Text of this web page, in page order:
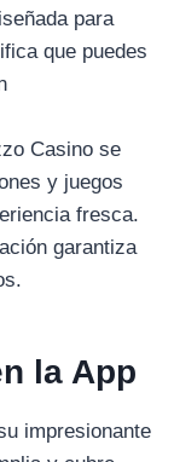
para
que puedes
Casino se
y juegos
fresca.
garantiza
la App
impresionante